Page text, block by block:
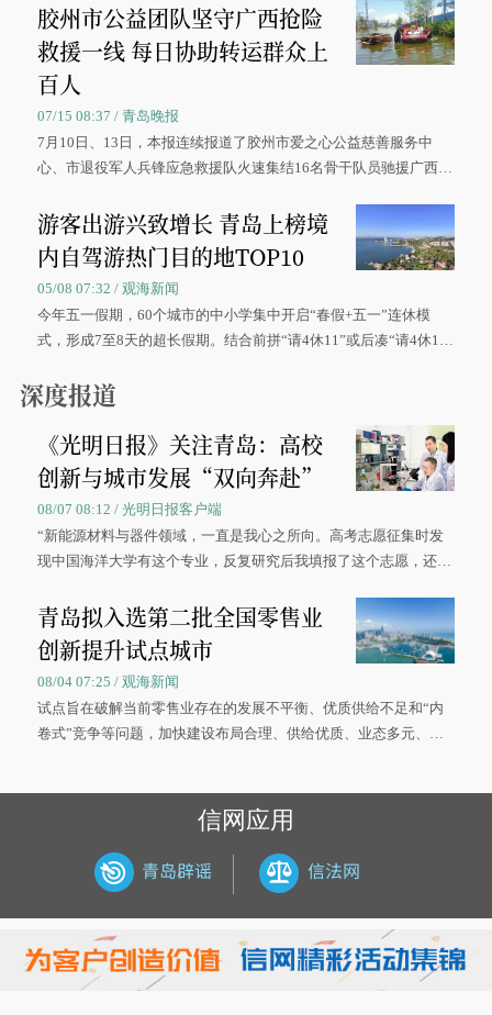
胶州市公益团队坚守广西抢险
救援一线 每日协助转运群众上
百人
07/15 08:37 / 青岛晚报
7月10日、13日，本报连续报道了胶州市爱之心公益慈善服务中
心、市退役军人兵锋应急救援队火速集结16名骨干队员驰援广西灾
游客出游兴致增长 青岛上榜境
内自驾游热门目的地TOP10
05/08 07:32 / 观海新闻
今年五一假期，60个城市的中小学集中开启“春假+五一”连休模
式，形成7至8天的超长假期。结合前拼“请4休11”或后凑“请4休1
深度报道
《光明日报》关注青岛：高校
创新与城市发展“双向奔赴”
08/07 08:12 / 光明日报客户端
“新能源材料与器件领域，一直是我心之所向。高考志愿征集时发
现中国海洋大学有这个专业，反复研究后我填报了这个志愿，还真
大学材料科学与工程学院材料类专业的录取通知书。
青岛拟入选第二批全国零售业
创新提升试点城市
08/04 07:25 / 观海新闻
试点旨在破解当前零售业存在的发展不平衡、优质供给不足和“内
卷式”竞争等问题，加快建设布局合理、供给优质、业态多元、智
信网应用